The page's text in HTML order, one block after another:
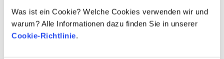
Was ist ein Cookie? Welche Cookies verwenden wir und
warum? Alle Informationen dazu finden Sie in unserer
Cookie-Richtlinie.
Die in kosmetischen Produkten eingesetzten Tenside
Rohstoffe hergestellt. Tenside werden häufig in
Kombination eingesetzt, um so alle gewünschten